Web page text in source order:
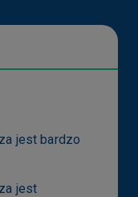
jest bardzo
jest